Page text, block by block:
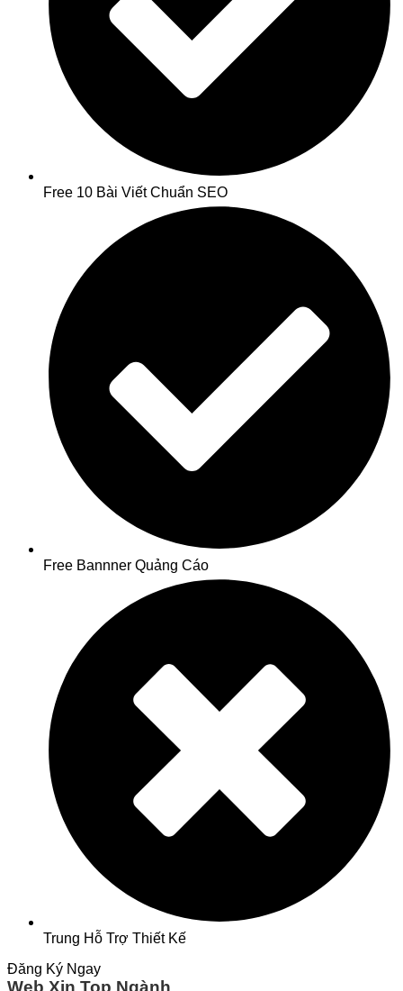
Free 10 Bài Viết Chuẩn SEO
Free Bannner Quảng Cáo
Trung Hỗ Trợ Thiết Kế
Đăng Ký Ngay